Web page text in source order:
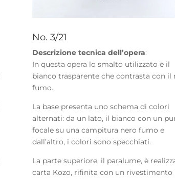
No. 3/21
Descrizione tecnica dell’opera:
In questa opera lo smalto utilizzato è il
bianco trasparente che contrasta con il
fumo.
La base presenta uno schema di colori
alternati: da un lato, il bianco con un
focale su una campitura nero fumo e
dall’altro, i colori sono specchiati.
La parte superiore, il paralume, è
carta Kozo, rifinita con un rivestimento